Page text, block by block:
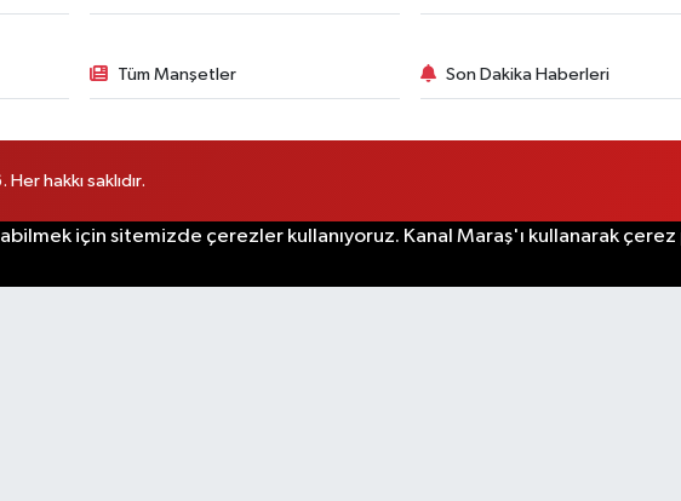
Tüm Manşetler Son Dakika Haberleri
hakkı saklıdır.
için sitemizde çerezler kullanıyoruz. Kanal Maraş'ı kullanarak çerez